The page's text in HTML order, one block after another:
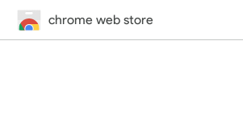
chrome web store